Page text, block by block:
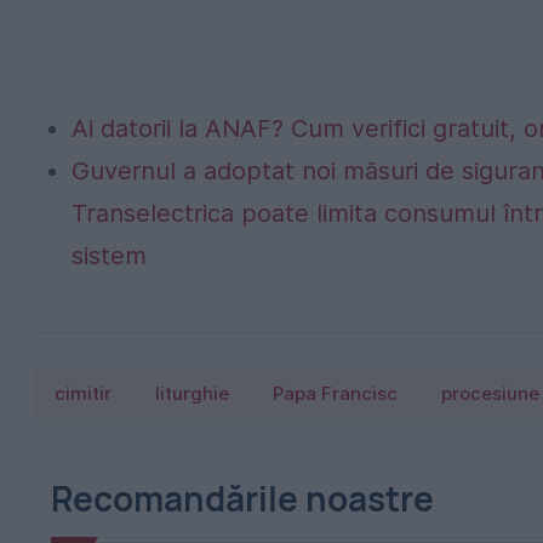
Ai datorii la ANAF? Cum verifici gratuit,
Guvernul a adoptat noi măsuri de
Transelectrica poate limita consumul
sistem
cimitir liturghie Papa Francisc procesiune
Recomandările noastre